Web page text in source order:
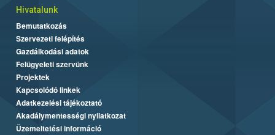
Hivatalunk
Bemutatkozás
Szervezeti felépítés
Gazdálkodási adatok
Felügyeleti szervünk
Projektek
Kapcsolódó linkek
Adatkezelési tájékoztató
Akadálymentességi nyilatkozat
Üzemeltetési információ